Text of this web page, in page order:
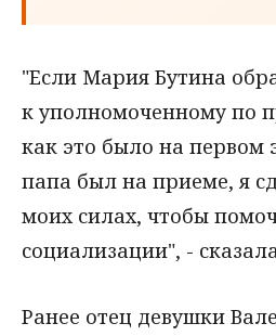
"Если Мария Бутина
к уполномоченному по
как это было на первом
папа был на приеме, я
моих силах, чтобы
социализации", -
Ранее отец девушки